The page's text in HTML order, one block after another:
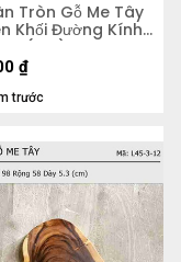
Tròn Gỗ Me Tây
Khối Đường Kính
4 (cm)
trước
₫